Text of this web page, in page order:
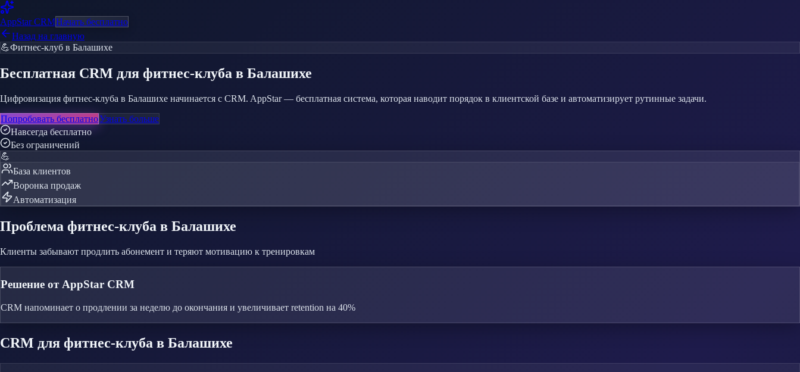
AppStarCRMНачать бесплатно
Назад на главную
💪Фитнес-клуб в Балашихе
Бесплатная CRM для фитнес-клуба в Балашихе
Цифровизация фитнес-клуба в Балашихе начинается с CRM. AppStar — бесплатная система, которая наводит порядок в клиентской базе и автоматизирует рутинные задачи.
Попробовать бесплатноУзнать больше
Навсегда бесплатно
Без ограничений
💪
База клиентов
Воронка продаж
Автоматизация
Проблема фитнес-клуба в Балашихе
Клиенты забывают продлить абонемент и теряют мотивацию к тренировкам
Решение от AppStar CRM
CRM напоминает о продлении за неделю до окончания и увеличивает retention на 40%
CRM для фитнес-клуба в Балашихе